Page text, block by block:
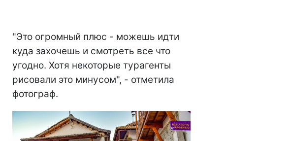
"Это огромный плюс - можешь идти
куда захочешь и смотреть все что
угодно. Хотя некоторые турагенты
рисовали это минусом", - отметила
фотограф.